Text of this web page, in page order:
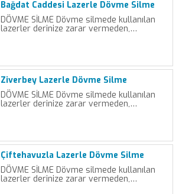
Bağdat Caddesi Lazerle Dövme Silme
DÖVME SİLME Dövme silmede kullanılan
lazerler derinize zarar vermeden,…
Ziverbey Lazerle Dövme Silme
DÖVME SİLME Dövme silmede kullanılan
lazerler derinize zarar vermeden,…
Çiftehavuzla Lazerle Dövme Silme
DÖVME SİLME Dövme silmede kullanılan
lazerler derinize zarar vermeden,…